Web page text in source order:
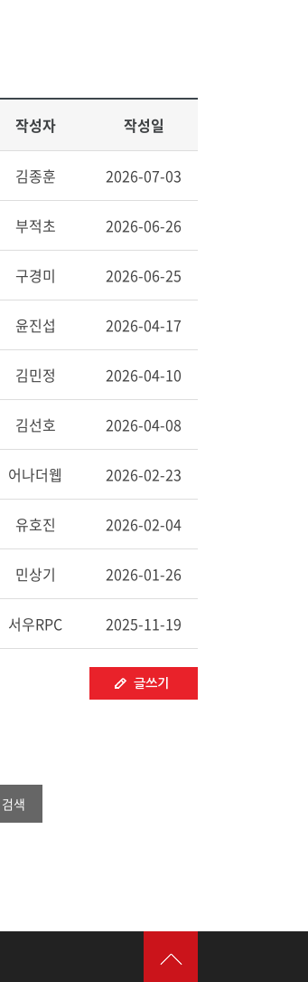
작성자 작성일
김종훈 2026-07-03
부적초 2026-06-26
구경미 2026-06-25
윤진섭 2026-04-17
김민정 2026-04-10
김선호 2026-04-08
어나더웹 2026-02-23
유호진 2026-02-04
민상기 2026-01-26
서우RPC 2025-11-19
글쓰기
검색